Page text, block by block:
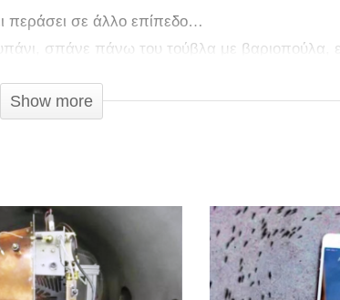
περάσει σε άλλο επίπεδο…
σπάνε πάνω του τούβλα με βαριοπούλα,
Show more